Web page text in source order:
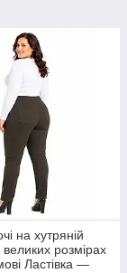
на хутряній
великих розмірах
Ластівка —